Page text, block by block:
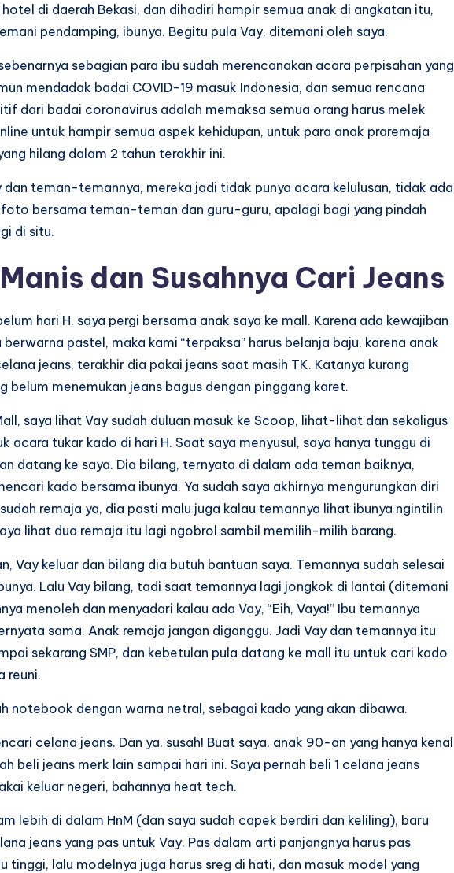
di daerah Bekasi, dan dihadiri hampir semua anak di angkatan itu,
pendamping, ibunya. Begitu pula Vay, ditemani oleh saya.
sebagian para ibu sudah merencanakan acara perpisahan yang
mendadak badai COVID-19 masuk Indonesia, dan semua rencana
dari badai coronavirus adalah memaksa semua orang harus melek
untuk hampir semua aspek kehidupan, untuk para anak praremaja
hilang dalam 2 tahun terakhir ini.
teman-temannya, mereka jadi tidak punya acara kelulusan, tidak ada
foto bersama teman-teman dan guru-guru, apalagi bagi yang pindah
di situ.
dan Susahnya Cari Jeans
hari H, saya pergi bersama anak saya ke mall. Karena ada kewajiban
pastel, maka kami “terpaksa” harus belanja baju, karena anak
jeans, terakhir dia pakai jeans saat masih TK. Katanya kurang
belum menemukan jeans bagus dengan pinggang karet.
saya lihat Vay sudah duluan masuk ke Scoop, lihat-lihat dan sekaligus
acara tukar kado di hari H. Saat saya menyusul, saya hanya tunggu di
datang ke saya. Dia bilang, ternyata di dalam ada teman baiknya,
kado bersama ibunya. Ya sudah saya akhirnya mengurungkan diri
remaja ya, dia pasti malu juga kalau temannya lihat ibunya ngintilin
lihat dua remaja itu lagi ngobrol sambil memilih-milih barang.
Vay keluar dan bilang dia butuh bantuan saya. Temannya sudah selesai
Lalu Vay bilang, tadi saat temannya lagi jongkok di lantai (ditemani
menoleh dan menyadari kalau ada Vay, “Eih, Vaya!” Ibu temannya
sama. Anak remaja jangan diganggu. Jadi Vay dan temannya itu
sekarang SMP, dan kebetulan pula datang ke mall itu untuk cari kado
reuni.
notebook dengan warna netral, sebagai kado yang akan dibawa.
celana jeans. Dan ya, susah! Buat saya, anak 90-an yang hanya kenal
beli jeans merk lain sampai hari ini. Saya pernah beli 1 celana jeans
keluar negeri, bahannya heat tech.
lebih di dalam HnM (dan saya sudah capek berdiri dan keliling), baru
jeans yang pas untuk Vay. Pas dalam arti panjangnya harus pas
tinggi, lalu modelnya juga harus sreg di hati, dan masuk model yang